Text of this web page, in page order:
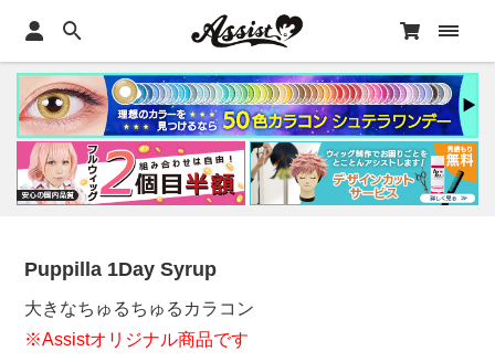
Puppilla 1Day Syrup
大きなちゅるちゅるカラコン
※Assistオリジナル商品です